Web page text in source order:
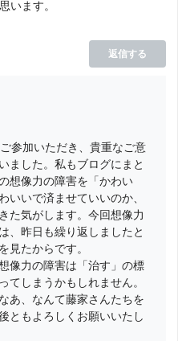
います。
返信する
参加いただき、貴重なご意
ました。私もブログにまと
想像力の障害を「かわい
いいで済ませていいのか、
た気がします。今回想像力
、昨日も繰り返しましたと
見たからです。
像力の障害は「治す」の標
てしまうかもしれません。
あ、なんて藤家さんたちを
ともよろしくお願いいたし